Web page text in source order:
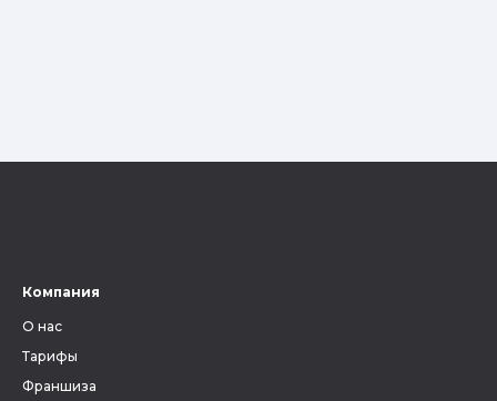
Компания
О нас
Тарифы
Франшиза